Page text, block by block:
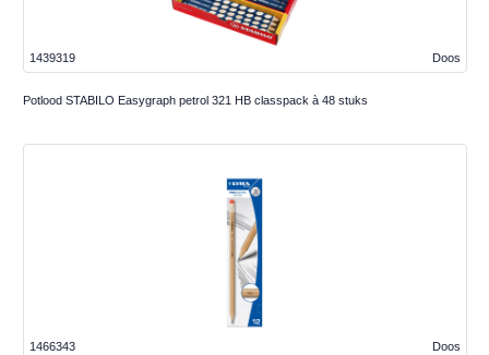
Doos
1439319
Potlood STABILO Easygraph petrol 321 HB classpack à 48 stuks
Doos
1466343